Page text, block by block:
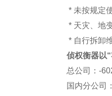
* 未按规定
* 天灾、地
* 自行拆卸
侦权衡器以
总公司
：-
国内分公司